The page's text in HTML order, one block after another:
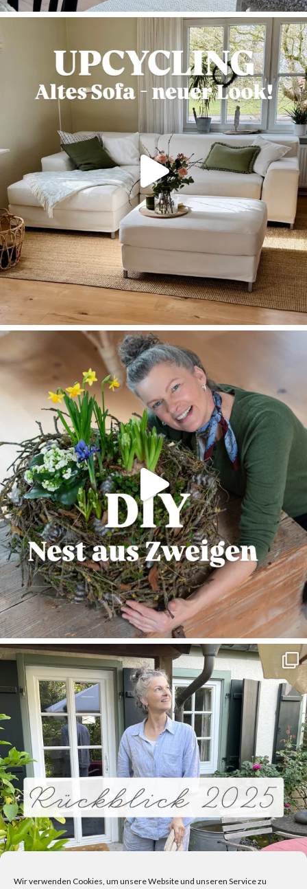
Wir verwenden Cookies, um unsere Website und unseren Service zu